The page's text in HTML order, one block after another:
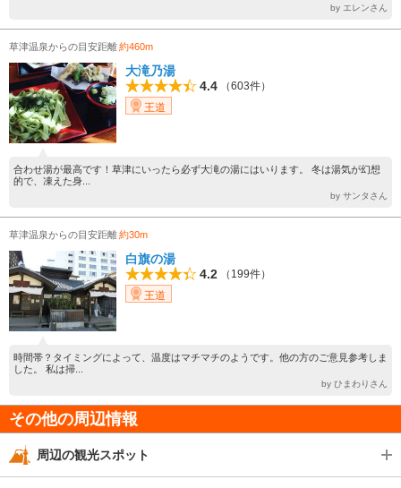
by エレンさん
草津温泉からの目安距離約460m
大滝乃湯
4.4
（603件）
王道
合わせ湯が最高です！草津にいったら必ず大滝の湯にはいります。 冬は湯気が幻想
的で、凍えた身...
by サンタさん
草津温泉からの目安距離約30m
白旗の湯
4.2
（199件）
王道
時間帯？タイミングによって、温度はマチマチのようです。他の方のご意見参考しま
した。 私は掃...
by ひまわりさん
その他の周辺情報
周辺の観光スポット